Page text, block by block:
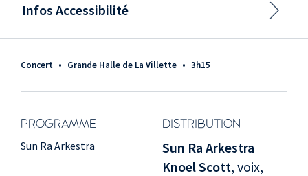
Concert • Grande Halle de La Villette • 3h15
PROGRAMME DISTRIBUTION
Sun Ra Arkestra
Sun Ra Arkestra
Knoel Scott, voix,
Infos Accessibilité